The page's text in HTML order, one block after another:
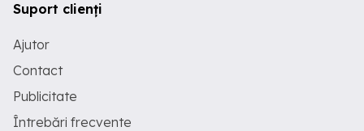
Suport clienți
Ajutor
Contact
Publicitate
Întrebări frecvente